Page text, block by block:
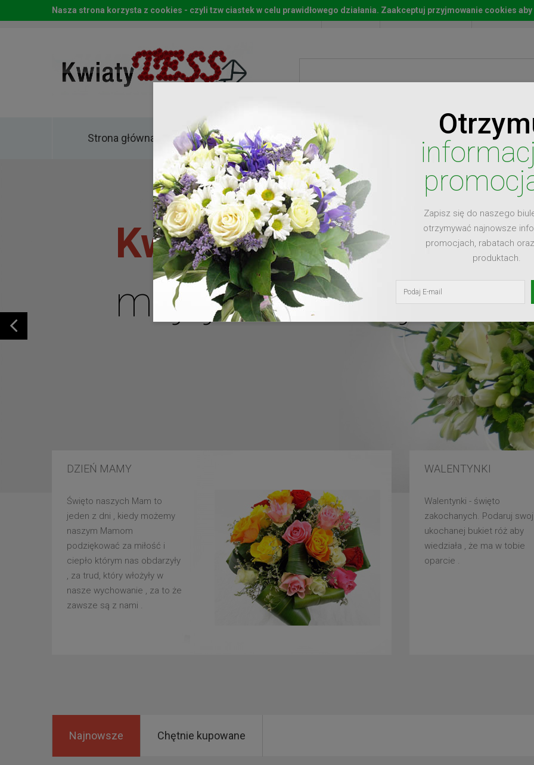
Start Moje konto Lista
Strona główna Kwiaty
Kwiaty dla
mojej ukochanej
DZIEŃ MAMY
Święto naszych Mam to
jeden z dni , kiedy możemy
naszym Mamom
podziękować za miłość i
ciepło którym nas obdarzyły
, za trud, który włożyły w
nasze wychowanie , za to że
zawsze są z nami .
WALENTYNKI
Walentynki - święto
zakochanych. Podaruj
ukochanej bukiet róż aby
wiedziała , że ma w tobie
oparcie .
Zapisz się do naszego
otrzymywać najnowsze
promocjach, rabatach
produktach.
Najnowsze Chętnie kupowane
Nasza strona korzysta z cookies - czyli tzw ciastek w celu prawidłowego działania. Zaakceptuj przyjmowanie cookies